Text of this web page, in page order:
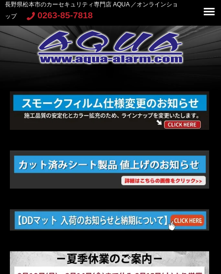
長野県松本市のカーセキュリティ専門店 AQUA ／オンラインショ
ップ
0263-85-7818